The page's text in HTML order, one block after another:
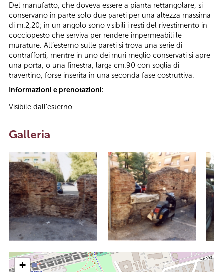
Del manufatto, che doveva essere a pianta rettangolare, si
conservano in parte solo due pareti per una altezza massima
di m.2,20; in un angolo sono visibili i resti del rivestimento in
cocciopesto che serviva per rendere impermeabili le
murature. All’esterno sulle pareti si trova una serie di
contrafforti, mentre in uno dei muri meglio conservati si apre
una porta, o una finestra, larga cm.90 con soglia di
travertino, forse inserita in una seconda fase costruttiva.
Informazioni e prenotazioni:
Visibile dall’esterno
Galleria
+